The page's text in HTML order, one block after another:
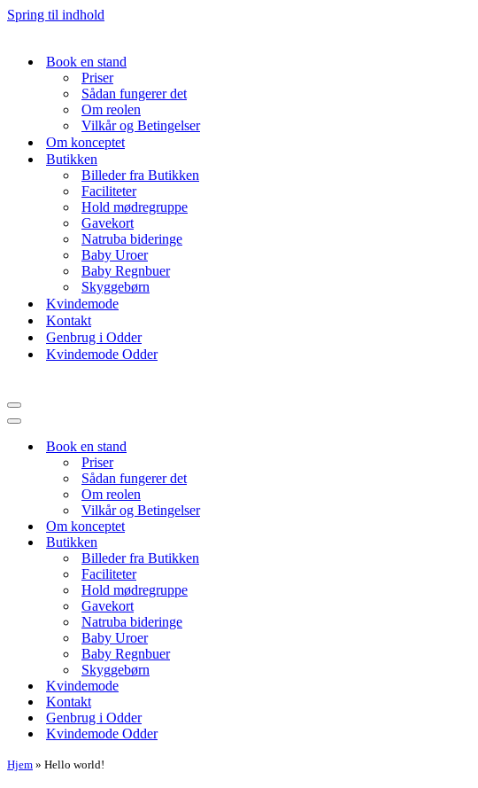
Spring til indhold
Book en stand
Priser
Sådan fungerer det
Om reolen
Vilkår og Betingelser
Om konceptet
Butikken
Billeder fra Butikken
Faciliteter
Hold mødregruppe
Gavekort
Natruba bideringe
Baby Uroer
Baby Regnbuer
Skyggebørn
Kvindemode
Kontakt
Genbrug i Odder
Kvindemode Odder
Navigation
menu
Navigation
Book en stand
Priser
Sådan fungerer det
Om reolen
Vilkår og Betingelser
Om konceptet
Butikken
Billeder fra Butikken
Faciliteter
Hold mødregruppe
Gavekort
Natruba bideringe
Baby Uroer
Baby Regnbuer
Skyggebørn
Kvindemode
Kontakt
Genbrug i Odder
Kvindemode Odder
Hjem » Hello world!